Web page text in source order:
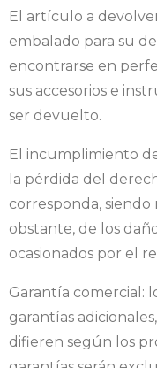
El artículo a
embalado para su
encontrarse en
sus accesorios e
ser devuelto.
El incumplimiento
la pérdida del
corresponda,
obstante, de los
ocasionados por el
Garantía comercial:
garantías
difieren según los